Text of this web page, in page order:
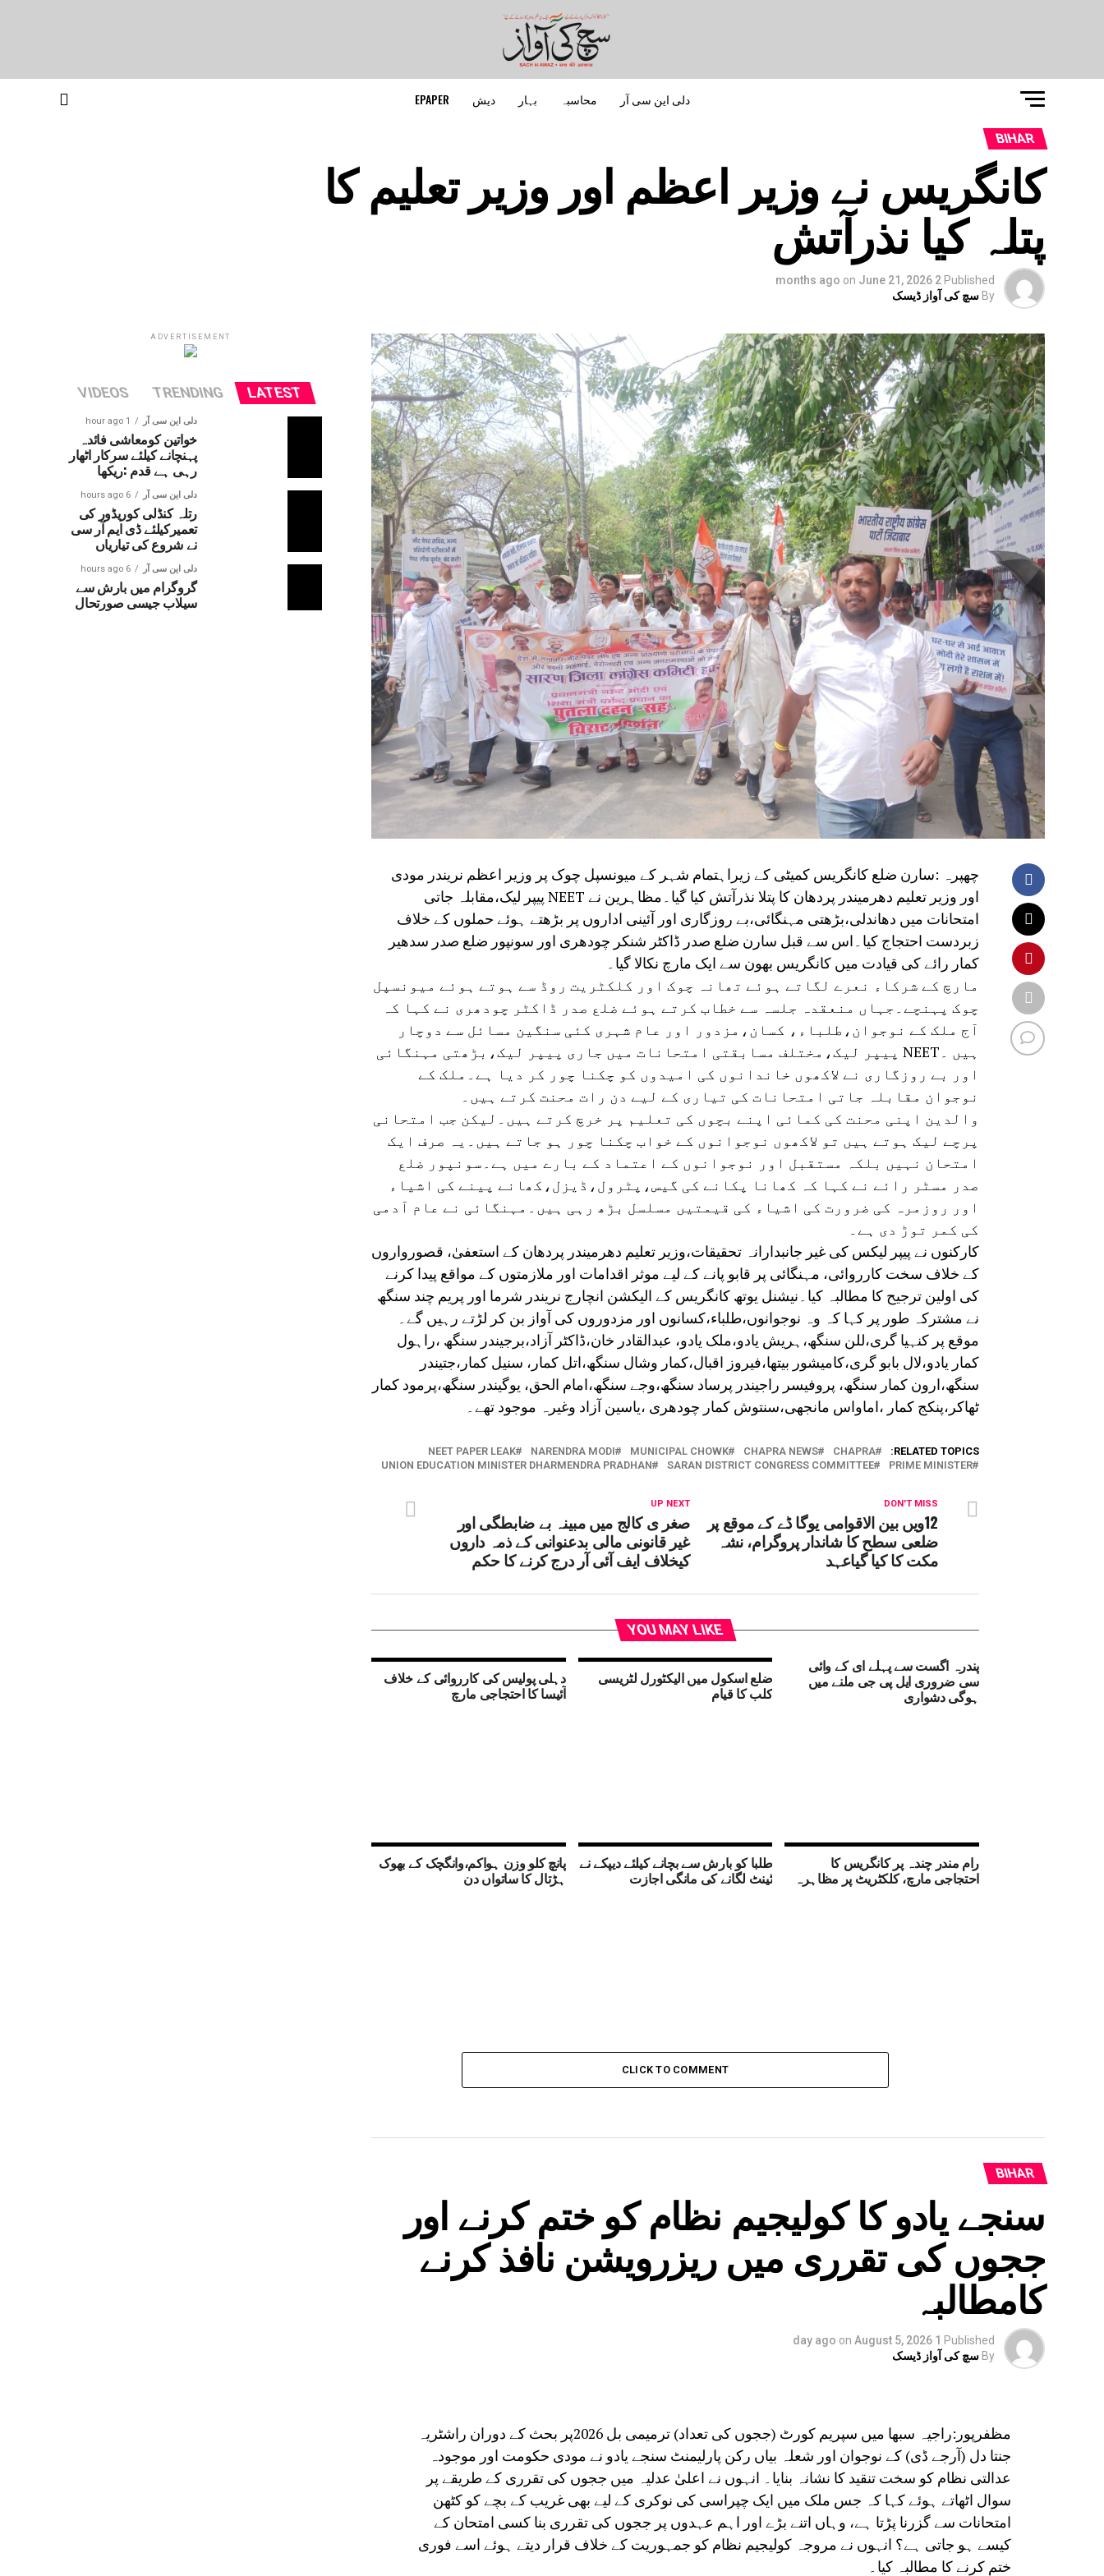
دلی این سی آر محاسبہ بہار دیش EPAPER
BIHAR
کانگریس نے وزیر اعظم اور وزیر تعلیم کا
پتلہ کیا نذرآتش
Published
2 months ago
on June 21, 2026
By سچ کی آواز ڈیسک
چھپرہ :سارن ضلع کانگریس کمیٹی کے زیراہتمام شہر کے میونسپل چوک پر وزیر اعظم نریندر مودی
اور وزیر تعلیم دھرمیندر پردھان کا پتلا نذرآتش کیا گیا۔مظاہرین نے NEET پیپر لیک،مقابلہ جاتی
امتحانات میں دھاندلی،بڑھتی مہنگائی،بے روزگاری اور آئینی اداروں پر بڑھتے ہوئے حملوں کے خلاف
زبردست احتجاج کیا۔اس سے قبل سارن ضلع صدر ڈاکٹر شنکر چودھری اور سونپور ضلع صدر سدھیر
کمار رائے کی قیادت میں کانگریس بھون سے ایک مارچ نکالا گیا۔
مارچ کے شرکاء نعرے لگاتے ہوئے تھانہ چوک اور کلکٹریت روڈ سے ہوتے ہوئے میونسپل
چوک پہنچے۔جہاں منعقدہ جلسہ سے خطاب کرتے ہوئے ضلع صدر ڈاکٹر چودھری نے کہا کہ
آج ملک کے نوجوان،طلباء، کسان،مزدور اور عام شہری کئی سنگین مسائل سے دوچار
ہیں ۔NEET پیپر لیک،مختلف مسابقتی امتحانات میں جاری پیپر لیک،بڑھتی مہنگائی
اور بے روزگاری نے لاکھوں خاندانوں کی امیدوں کو چکنا چور کر دیا ہے۔ملک کے
نوجوان مقابلہ جاتی امتحانات کی تیاری کے لیے دن رات محنت کرتے ہیں۔
والدین اپنی محنت کی کمائی اپنے بچوں کی تعلیم پر خرچ کرتے ہیں۔لیکن جب امتحانی
پرچے لیک ہوتے ہیں تو لاکھوں نوجوانوں کے خواب چکنا چور ہو جاتے ہیں۔یہ صرف ایک
امتحان نہیں بلکہ مستقبل اور نوجوانوں کے اعتماد کے بارے میں ہے۔سونپور ضلع
صدر مسٹر رائے نے کہا کہ کھانا پکانے کی گیس،پٹرول،ڈیزل،کھانے پینے کی اشیاء
اور روزمرہ کی ضرورت کی اشیاء کی قیمتیں مسلسل بڑھ رہی ہیں۔مہنگائی نے عام آدمی
کی کمر توڑ دی ہے۔
کارکنوں نے پیپر لیکس کی غیر جانبدارانہ تحقیقات،وزیر تعلیم دھرمیندر پردھان کے استعفیٰ، قصورواروں
کے خلاف سخت کارروائی، مہنگائی پر قابو پانے کے لیے موثر اقدامات اور ملازمتوں کے مواقع پیدا کرنے
کی اولین ترجیح کا مطالبہ کیا۔نیشنل یوتھ کانگریس کے الیکشن انچارج نریندر شرما اور پریم چند سنگھ
نے مشترکہ طور پر کہا کہ وہ نوجوانوں،طلباء،کسانوں اور مزدوروں کی آواز بن کر لڑتے رہیں گے۔
موقع پر کنہیا گری،للن سنگھ،ہریش یادو،ملک یادو، عبدالقادر خان،ڈاکٹر آزاد،برجیندر سنگھ ،راہول
کمار یادو،لال بابو گری،کامیشور بیتھا،فیروز اقبال،کمار وشال سنگھ،اتل کمار، سنیل کمار،جتیندر
سنگھ،ارون کمار سنگھ، پروفیسر راجیندر پرساد سنگھ،وجے سنگھ،امام الحق، یوگیندر سنگھ،پرمود کمار
ٹھاکر،پنکج کمار ،اماواس مانجھی،سنتوش کمار چودھری ،یاسین آزاد وغیرہ موجود تھے۔
RELATED TOPICS:
CHAPRA
CHAPRA NEWS
MUNICIPAL CHOWK
NARENDRA MODI
NEET PAPER LEAK
PRIME MINISTER
SARAN DISTRICT CONGRESS COMMITTEE
UNION EDUCATION MINISTER DHARMENDRA PRADHAN
UP NEXT
صغر ی کالج میں مبینہ بے ضابطگی اور
غیر قانونی مالی بدعنوانی کے ذمہ داروں
کیخلاف ایف آئی آر درج کرنے کا حکم
DON'T MISS
12ویں بین الاقوامی یوگا ڈے کے موقع پر
ضلعی سطح کا شاندار پروگرام، نشہ
مکت کا کیا گیاعہد
YOU MAY LIKE
پندرہ اگست سے پہلے ای کے وائی
سی ضروری ایل پی جی ملنے میں
ہوگی دشواری
ضلع اسکول میں الیکٹورل لٹریسی
کلب کا قیام
دہلی پولیس کی کارروائی کے خلاف
آئیسا کا احتجاجی مارچ
رام مندر چندہ پر کانگریس کا
احتجاجی مارچ، کلکٹریٹ پر مظاہرہ
طلبا کو بارش سے بچانے کیلئے دیپکے نے
ٹینٹ لگانے کی مانگی اجازت
پانچ کلو وزن ہواکم،وانگچک کے بھوک
ہڑتال کا ساتواں دن
CLICK TO COMMENT
BIHAR
سنجے یادو کا کولیجیم نظام کو ختم کرنے اور
ججوں کی تقرری میں ریزرویشن نافذ کرنے
کامطالبہ
Published
1 day ago
on August 5, 2026
By سچ کی آواز ڈیسک
مظفرپور:راجیہ سبھا میں سپریم کورٹ (ججوں کی تعداد) ترمیمی بل 2026پر بحث کے دوران راشٹریہ
جنتا دل (آرجے ڈی) کے نوجوان اور شعلہ بیاں رکن پارلیمنٹ سنجے یادو نے مودی حکومت اور موجودہ
عدالتی نظام کو سخت تنقید کا نشانہ بنایا۔ انہوں نے اعلیٰ عدلیہ میں ججوں کی تقرری کے طریقے پر
سوال اٹھاتے ہوئے کہا کہ جس ملک میں ایک چپراسی کی نوکری کے لیے بھی غریب کے بچے کو کٹھن
امتحانات سے گزرنا پڑتا ہے، وہاں اتنے بڑے اور اہم عہدوں پر ججوں کی تقرری بنا کسی امتحان کے
کیسے ہو جاتی ہے؟ انہوں نے مروجہ کولیجیم نظام کو جمہوریت کے خلاف قرار دیتے ہوئے اسے فوری
ختم کرنے کا مطالبہ کیا۔
ADVERTISEMENT
LATEST
TRENDING
VIDEOS
دلی این سی آر 1 hour ago
خواتین کومعاشی فائدہ
پہنچانے کیلئے سرکار اٹھار
رہی ہے قدم :ریکھا
دلی این سی آر 6 hours ago
رتلہ کنڈلی کوریڈور کی
تعمیرکیلئے ڈی ایم آر سی
نے شروع کی تیاریاں
دلی این سی آر 6 hours ago
گروگرام میں بارش سے
سیلاب جیسی صورتحال